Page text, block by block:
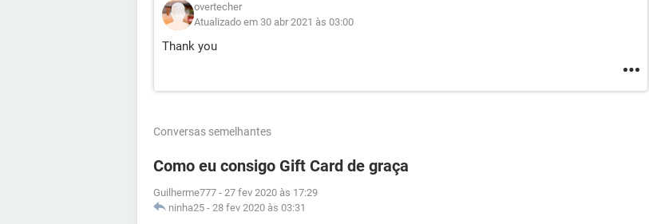
overtecher
Atualizado em 30 abr 2021 às 03:00
Thank you
Conversas semelhantes
Como eu consigo Gift Card de graça
Guilherme777 - 27 fev 2020 às 17:29
ninha25 - 28 fev 2020 às 03:31